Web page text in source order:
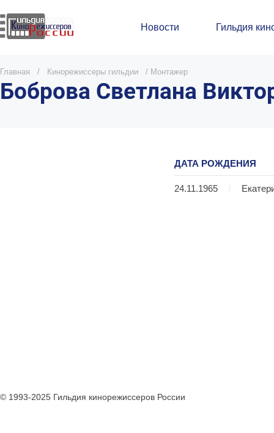
Новости Гильдия
Главная / Кинорежиссеры гильдии / Монтажер
Боброва Светлана
ДАТА РОЖДЕНИЯ
24.11.1965 /
© 1993-2025 Гильдия кинорежиссеров России